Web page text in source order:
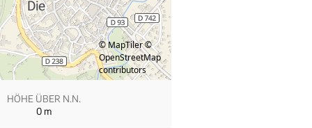
© MapTiler©
OpenStreetMap
contributors
HÖHE ÜBER N.N.
0 m